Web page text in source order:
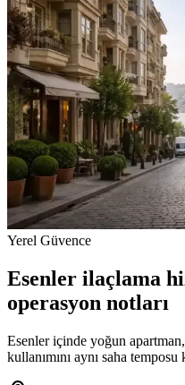
Yerel Güvence
Esenler ilaçlama
operasyon notları
Esenler içinde yoğun
kullanımını aynı saha